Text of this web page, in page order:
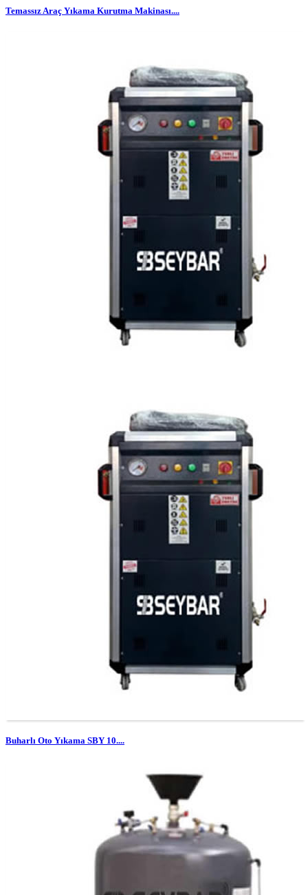
Temassız Araç Yıkama Kurutma Makinası....
Buharlı Oto Yıkama SBY 10....